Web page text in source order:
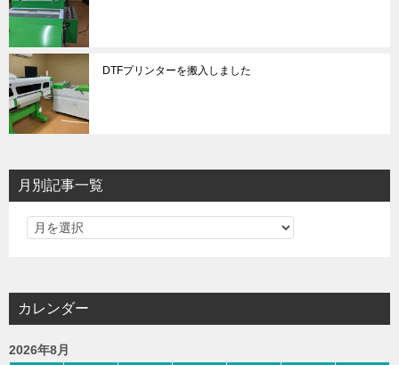
DTFプリンターを搬入しました
月別記事一覧
カレンダー
2026年8月